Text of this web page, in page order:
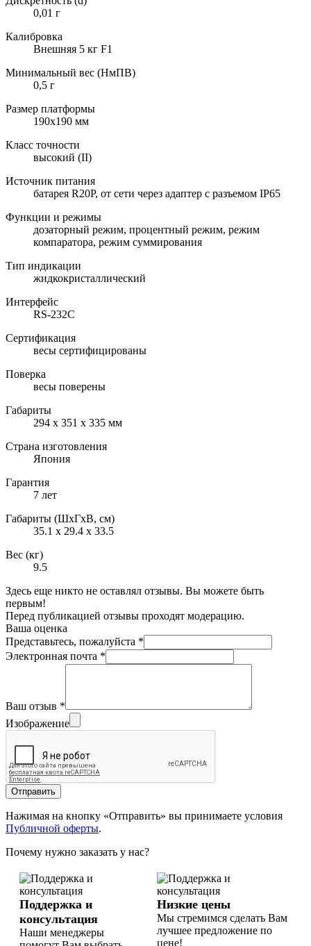
0,01 г
Калибровка
Внешняя 5 кг F1
Минимальный вес (НмПВ)
0,5 г
Размер платформы
190х190 мм
Класс точности
высокий (II)
Источник питания
батарея R20P, от сети через адаптер с разъемом IP65
Функции и режимы
дозаторный режим, процентный режим, режим
компаратора, режим суммирования
Тип индикации
жидкокристаллический
Интерфейс
RS-232C
Сертификация
весы сертифицированы
Поверка
весы поверены
Габариты
294 x 351 x 335 мм
Страна изготовления
Япония
Гарантия
7 лет
Габариты (ШxГxВ, см)
35.1 x 29.4 x 33.5
Вес (кг)
9.5
Здесь еще никто не оставлял отзывы. Вы можете быть
первым!
Перед публикацией отзывы проходят модерацию.
Ваша оценка
Представьтесь, пожалуйста *
Электронная почта *
Ваш отзыв *
Изображение
Отправить
Нажимая на кнопку «Отправить» вы принимаете условия
Публичной оферты.
Почему нужно заказать у нас?
Поддержка и
консультация
Наши менеджеры
Низкие цены
Мы стремимся сделать Вам
лучшее предложение по
цене!